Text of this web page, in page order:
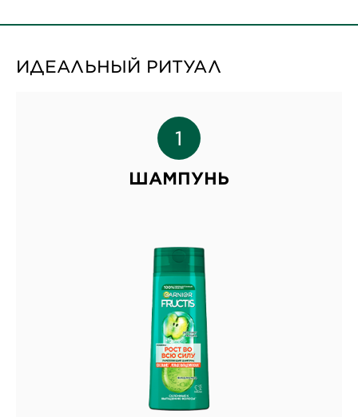
ИДЕАЛЬНЫЙ РИТУАЛ
ШАМПУНЬ